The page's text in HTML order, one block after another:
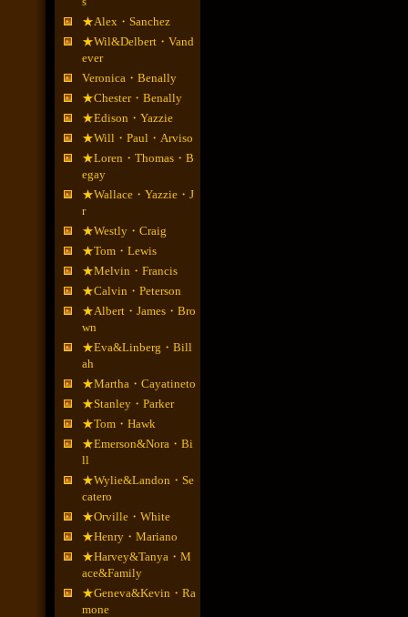
★Alex・Sanchez
★Wil&Delbert・Vand
ever
Veronica・Benally
★Chester・Benally
★Edison・Yazzie
★Will・Paul・Arviso
★Loren・Thomas・B
egay
★Wallace・Yazzie・J
r
★Westly・Craig
★Tom・Lewis
★Melvin・Francis
★Calvin・Peterson
★Albert・James・Bro
wn
★Eva&Linberg・Bill
ah
★Martha・Cayatineto
★Stanley・Parker
★Tom・Hawk
★Emerson&Nora・Bi
ll
★Wylie&Landon・Se
catero
★Orville・White
★Henry・Mariano
★Harvey&Tanya・M
ace&Family
★Geneva&Kevin・Ra
mone